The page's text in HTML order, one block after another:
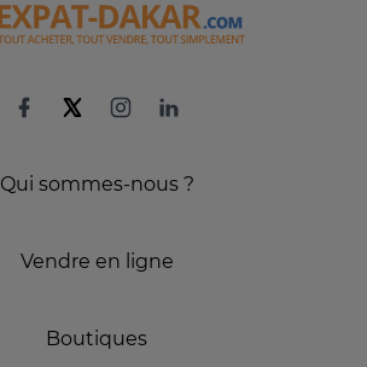
Qui sommes-nous ?
Vendre en ligne
Boutiques